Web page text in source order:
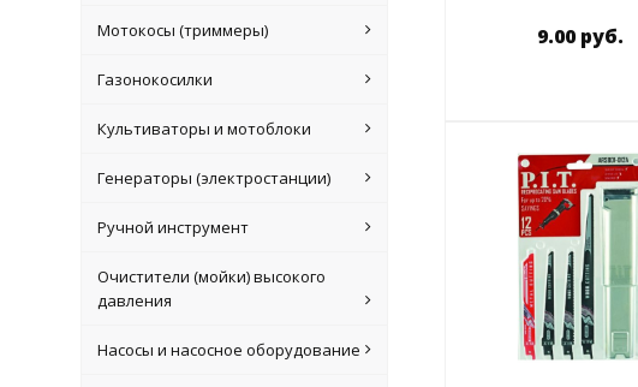
Мотокосы (триммеры)
Газонокосилки
Культиваторы и мотоблоки
Генераторы (электростанции)
Ручной инструмент
Очистители (мойки) высокого
давления
Насосы и насосное оборудование
9.00 руб.